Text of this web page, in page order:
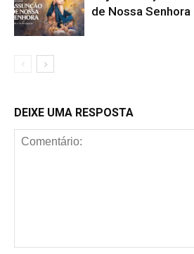
de Nossa Senhora
DEIXE UMA RESPOSTA